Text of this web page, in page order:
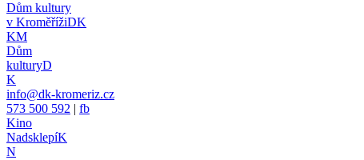
Dům kultury
v KroměřížiDK
KM
Dům
kulturyD
K
info@dk-kromeriz.cz
573 500 592 | fb
Kino
NadsklepíK
N